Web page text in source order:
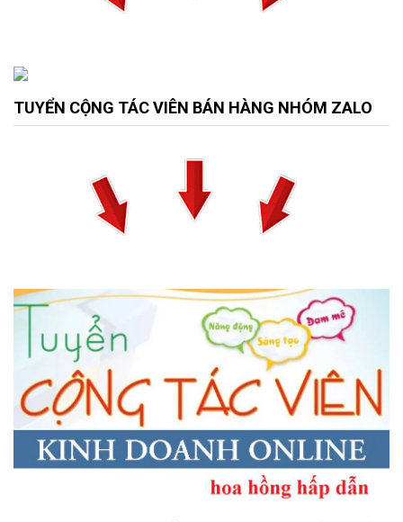
TUYỂN CỘNG TÁC VIÊN BÁN HÀNG NHÓM ZALO